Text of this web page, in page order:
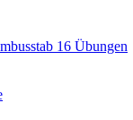
16 Übungen